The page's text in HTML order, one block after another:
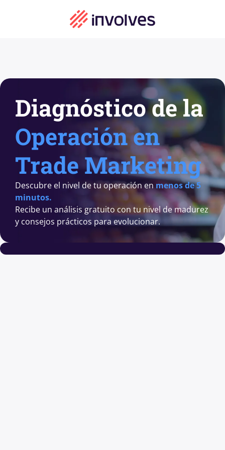
Diagnóstico de la
Operación en
Trade Marketing
Descubre el nivel de tu operación en menos de 5
minutos.
Recibe un análisis gratuito con tu nivel de madurez
y consejos prácticos para evolucionar.